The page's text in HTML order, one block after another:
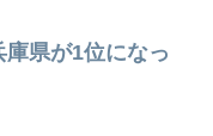
県が1位になっ